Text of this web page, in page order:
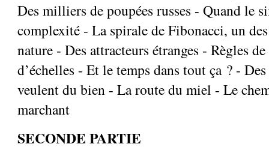
Des milliers de poupées russes - Quand le
complexité - La spirale de Fibonacci, un
nature - Des attracteurs étranges - Règles
d’échelles - Et le temps dans tout ça ? -
veulent du bien - La route du miel - Le
marchant
SECONDE PARTIE